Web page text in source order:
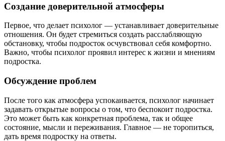
Создание доверительной атмосферы
Первое, что делает психолог — устанавливает доверительные
отношения. Он будет стремиться создать расслабляющую
обстановку, чтобы подросток осчувствовал себя комфортно.
Важно, чтобы психолог проявил интерес к жизни и мнениям
подростка.
Обсуждение проблем
После того как атмосфера успокаивается, психолог начинает
задавать открытые вопросы о том, что беспокоит подростка.
Это может быть как конкретная проблема, так и общее
состояние, мысли и переживания. Главное — не торопиться,
дать время подростку на ответы.